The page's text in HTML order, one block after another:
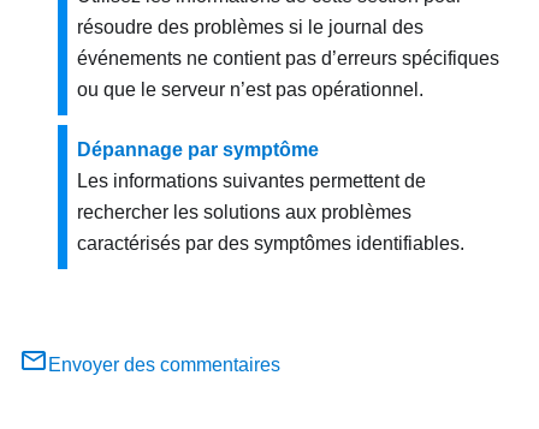
résoudre des problèmes si le journal des
événements ne contient pas d’erreurs spécifiques
ou que le serveur n’est pas opérationnel.
Dépannage par symptôme
Les informations suivantes permettent de
rechercher les solutions aux problèmes
caractérisés par des symptômes identifiables.
Envoyer des commentaires